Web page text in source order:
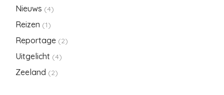
Nieuws (4)
Reizen (1)
Reportage (2)
Uitgelicht (4)
Zeeland (2)